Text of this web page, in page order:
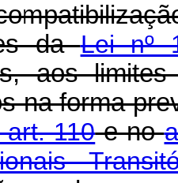
daLei nº
aos
na forma
110e no